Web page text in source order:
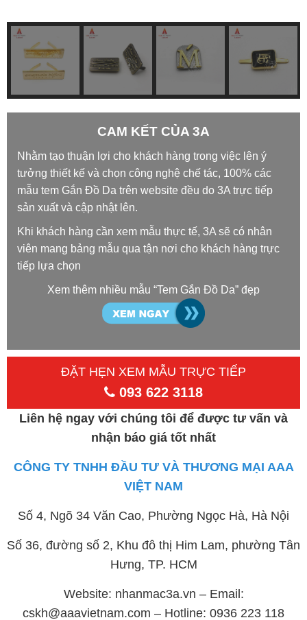
CAM KẾT CỦA 3A
Nhằm tạo thuận lợi cho khách hàng trong việc lên ý
tưởng thiết kế và chọn công nghệ chế tác, 100% các
mẫu tem Gắn Đồ Da trên website đều do 3A trực tiếp
sản xuất và cập nhật lên.
Khi khách hàng cần xem mẫu thực tế, 3A sẽ có nhân
viên mang bảng mẫu qua tận nơi cho khách hàng trực
tiếp lựa chọn
Xem thêm nhiều mẫu “Tem Gắn Đồ Da” đẹp
ĐẶT HẸN XEM MẪU TRỰC TIẾP
093 622 3118
Liên hệ ngay với chúng tôi để được tư vấn và
nhận báo giá tốt nhất
CÔNG TY TNHH ĐẦU TƯ VÀ THƯƠNG MẠI AAA
VIỆT NAM
Số 4, Ngõ 34 Văn Cao, Phường Ngọc Hà, Hà Nội
Số 36, đường số 2, Khu đô thị Him Lam, phường Tân
Hưng, TP. HCM
Website: nhanmac3a.vn – Email:
cskh@aaavietnam.com – Hotline: 0936 223 118